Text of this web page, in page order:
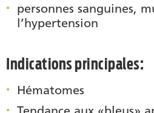
personnes sanguines,
l’hypertension
Indications principales:
Hématomes